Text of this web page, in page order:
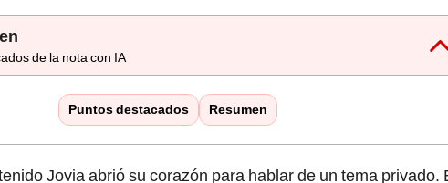
de la nota con IA
Puntos destacados Resumen
Jovia abrió su corazón para hablar de un tema privado.